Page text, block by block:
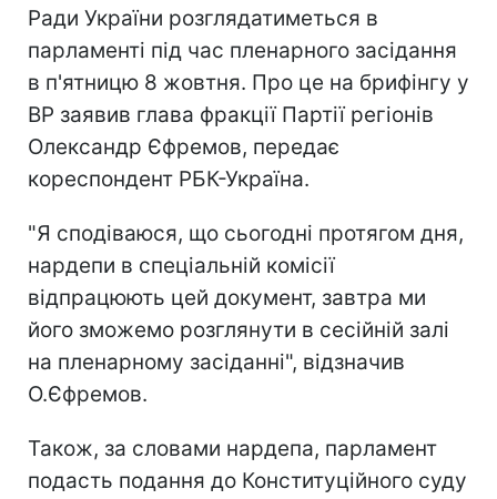
Ради України розглядатиметься в
парламенті під час пленарного засідання
в п'ятницю 8 жовтня. Про це на брифінгу у
ВР заявив глава фракції Партії регіонів
Олександр Єфремов, передає
кореспондент РБК-Україна.
"Я сподіваюся, що сьогодні протягом дня,
нардепи в спеціальній комісії
відпрацюють цей документ, завтра ми
його зможемо розглянути в сесійній залі
на пленарному засіданні", відзначив
О.Єфремов.
Також, за словами нардепа, парламент
подасть подання до Конституційного суду